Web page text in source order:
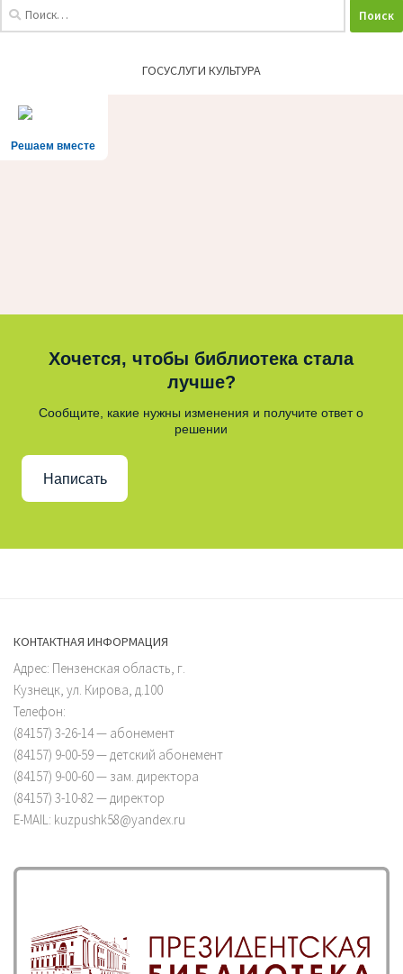
ГОСУСЛУГИ КУЛЬТУРА
Решаем вместе
Хочется, чтобы библиотека стала
лучше?
Сообщите, какие нужны изменения и получите ответ о
решении
Написать
КОНТАКТНАЯ ИНФОРМАЦИЯ
Адрес: Пензенская область, г.
Кузнецк, ул. Кирова, д.100
Телефон:
(84157) 3-26-14 — абонемент
(84157) 9-00-59 — детский абонемент
(84157) 9-00-60 — зам. директора
(84157) 3-10-82 — директор
E-MAIL: kuzpushk58@yandex.ru